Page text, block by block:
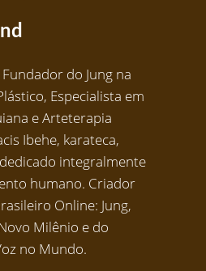
do Jung na
Especialista em
e Arteterapia
Ibehe, karateca,
integralmente
humano. Criador
Online: Jung,
Milênio e do
no Mundo.